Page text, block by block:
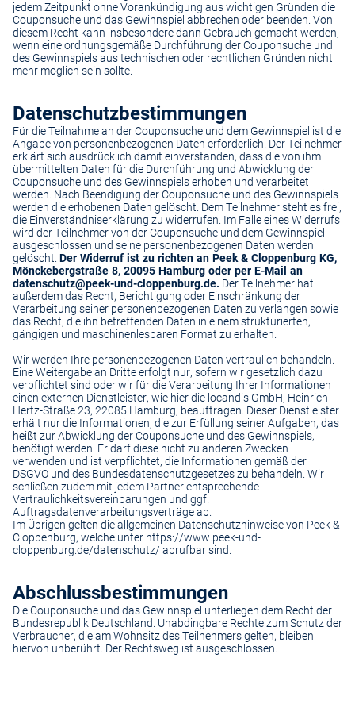
jedem Zeitpunkt ohne Vorankündigung aus wichtigen Gründen die
Couponsuche und das Gewinnspiel abbrechen oder beenden. Von
diesem Recht kann insbesondere dann Gebrauch gemacht werden,
wenn eine ordnungsgemäße Durchführung der Couponsuche und
des Gewinnspiels aus technischen oder rechtlichen Gründen nicht
mehr möglich sein sollte.
Datenschutzbestimmungen
Für die Teilnahme an der Couponsuche und dem Gewinnspiel ist die
Angabe von personenbezogenen Daten erforderlich. Der Teilnehmer
erklärt sich ausdrücklich damit einverstanden, dass die von ihm
übermittelten Daten für die Durchführung und Abwicklung der
Couponsuche und des Gewinnspiels erhoben und verarbeitet
werden. Nach Beendigung der Couponsuche und des Gewinnspiels
werden die erhobenen Daten gelöscht. Dem Teilnehmer steht es frei,
die Einverständniserklärung zu widerrufen. Im Falle eines Widerrufs
wird der Teilnehmer von der Couponsuche und dem Gewinnspiel
ausgeschlossen und seine personenbezogenen Daten werden
gelöscht. Der Widerruf ist zu richten an Peek & Cloppenburg KG,
Mönckebergstraße 8, 20095 Hamburg oder per E-Mail an
datenschutz@peek-und-cloppenburg.de. Der Teilnehmer hat
außerdem das Recht, Berichtigung oder Einschränkung der
Verarbeitung seiner personenbezogenen Daten zu verlangen sowie
das Recht, die ihn betreffenden Daten in einem strukturierten,
gängigen und maschinenlesbaren Format zu erhalten.
Wir werden Ihre personenbezogenen Daten vertraulich behandeln.
Eine Weitergabe an Dritte erfolgt nur, sofern wir gesetzlich dazu
verpflichtet sind oder wir für die Verarbeitung Ihrer Informationen
einen externen Dienstleister, wie hier die locandis GmbH, Heinrich-
Hertz-Straße 23, 22085 Hamburg, beauftragen. Dieser Dienstleister
erhält nur die Informationen, die zur Erfüllung seiner Aufgaben, das
heißt zur Abwicklung der Couponsuche und des Gewinnspiels,
benötigt werden. Er darf diese nicht zu anderen Zwecken
verwenden und ist verpflichtet, die Informationen gemäß der
DSGVO und des Bundesdatenschutzgesetzes zu behandeln. Wir
schließen zudem mit jedem Partner entsprechende
Vertraulichkeitsvereinbarungen und ggf.
Auftragsdatenverarbeitungsverträge ab.
Im Übrigen gelten die allgemeinen Datenschutzhinweise von Peek &
Cloppenburg, welche unter https://www.peek-und-
cloppenburg.de/datenschutz/ abrufbar sind.
Abschlussbestimmungen
Die Couponsuche und das Gewinnspiel unterliegen dem Recht der
Bundesrepublik Deutschland. Unabdingbare Rechte zum Schutz der
Verbraucher, die am Wohnsitz des Teilnehmers gelten, bleiben
hiervon unberührt. Der Rechtsweg ist ausgeschlossen.